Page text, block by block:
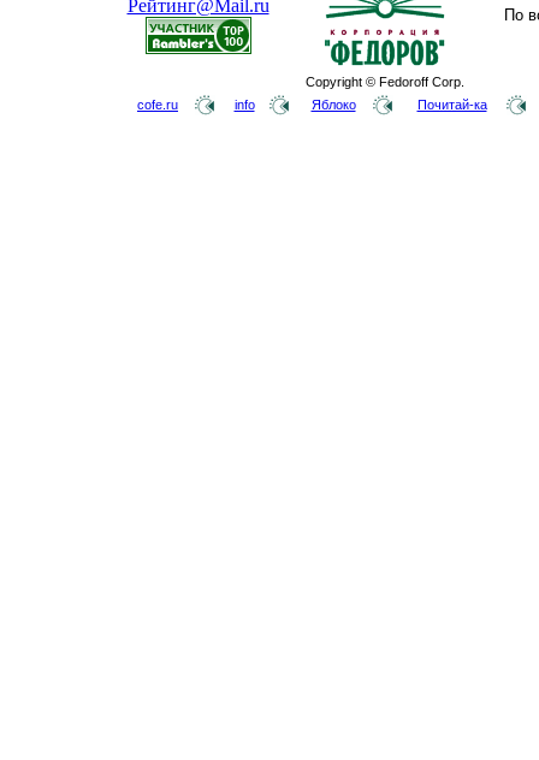
Copyright © Fedoroff Corp.
По
cofe.ru info Яблоко Почитай-ка